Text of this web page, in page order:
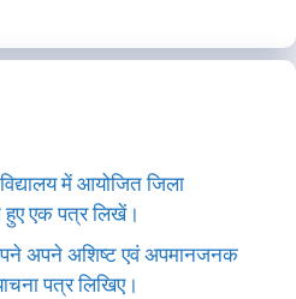
में आयोजित जिला
हुए एक पत्र लिखें।
अपने अशिष्ट एवं अपमानजनक
पत्र लिखिए।